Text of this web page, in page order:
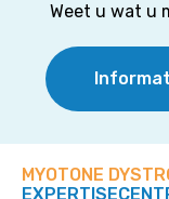
Weet u wat u
MYOTONE